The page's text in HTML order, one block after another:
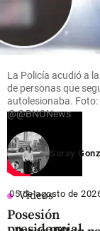
Videos
Posesión
La Policía acudió a
de personas que
autolesionaba. Foto:
@@BNONews
Saray
05 de agosto de